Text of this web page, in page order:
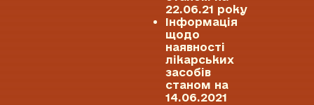
22.06.21 року
Інформація
щодо
наявності
лікарських
засобів
станом на
14.06.2021